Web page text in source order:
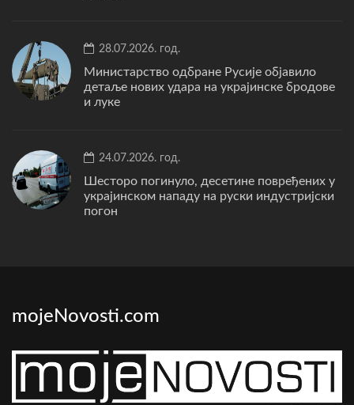
28.07.2026. год.
Министарство одбране Русије објавило
детаље нових удара на украјинске бродове
и луке
24.07.2026. год.
Шесторо погинуло, десетине повређених у
украјинском нападу на руски индустријски
погон
mojeNovosti.com